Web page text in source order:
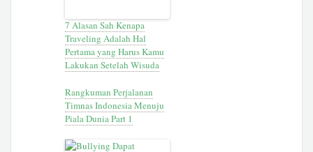
7 Alasan Sah Kenapa
Traveling Adalah Hal
Pertama yang Harus Kamu
Lakukan Setelah Wisuda
Rangkuman Perjalanan
Timnas Indonesia Menuju
Piala Dunia Part 1